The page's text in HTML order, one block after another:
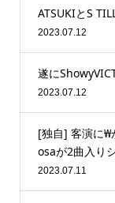
ATSUKIとS
2023.07.12
遂に
2023.07.12
[独自] 客演に₩
osaが2曲入り
2023.07.11